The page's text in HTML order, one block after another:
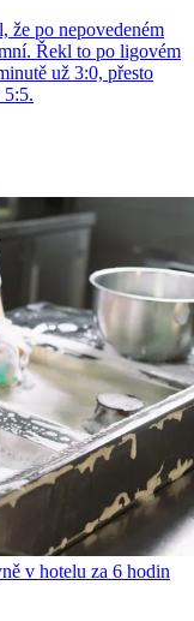
že po nepovedeném
Řekl to po ligovém
už 3:0, přesto
5:5.
v hotelu za 6 hodin